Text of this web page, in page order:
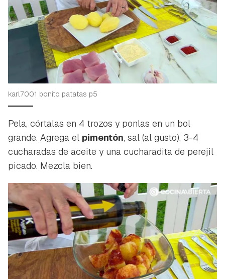
Guardar como favorito
Para poder guardar como favorito, primero has de
iniciar sesión con tu cuenta de Hogarmanía.
INICIAR SESIÓN CANCELAR
karl7001 bonito patatas p5
Pela, córtalas en 4 trozos y ponlas en un bol
grande. Agrega el pimentón, sal (al gusto), 3-4
cucharadas de aceite y una cucharadita de perejil
picado. Mezcla bien.
Contenido enviado
Gracias por suscribirte a nuestro boletín.
ACEPTAR